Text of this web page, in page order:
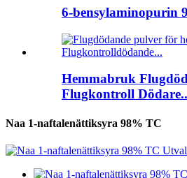
6-bensylaminopurin
Hemmabruk
Flugkontroll
Naa 1-naftalenättiksyra 98% TC